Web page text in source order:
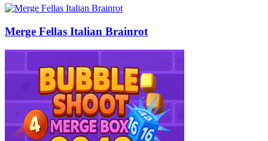
Merge Fellas Italian Brainrot